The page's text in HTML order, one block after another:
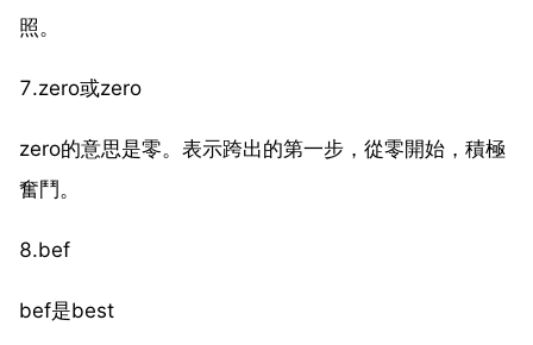
照。
7.zero或zero
zero的意思是零。表示跨出的第一步，從零開始，積極
奮鬥。
8.bef
bef是best